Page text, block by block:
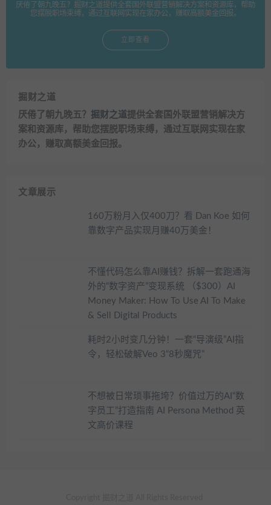
厌倦了朝九晚五？掘财之道提供全套国外联盟营销解决方案和资源库，帮助
您摆脱职场束缚，通过互联网实现在家办公，赚取高额美金回报。
立即查看
掘财之道
厌倦了朝九晚五？ 掘财之道提供全套国外联盟营销解决方
案和资源库，帮助您摆脱职场束缚，通过互联网实现在家
办公，赚取高额美金回报。
文章展示
160万粉月入仅400刀？看 Dan Koe 如何
靠数字产品实现月赚40万美金！
不懂代码怎么靠AI赚钱？拆解一套跑通海
外的“数字资产”变现系统 （$300）AI
Money Maker: How To Use AI To Make
& Sell Digital Products
耗时2小时变几分钟！一套“导演级”AI指
令，轻松破解Veo 3“8秒魔咒”
不想被日常琐事拖垮？价值过万的AI“数
字员工”打造指南 AI Persona Method 英
文高价课程